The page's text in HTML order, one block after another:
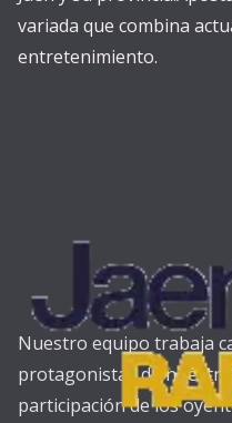
variada que combina
entretenimiento.
Nuestro equipo trabaja
protagonistas de
participación de los